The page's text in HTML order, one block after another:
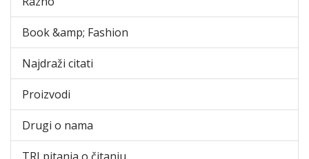
Book &amp; Fashion
Najdraži citati
Proizvodi
Drugi o nama
TRI pitanja o čitanju